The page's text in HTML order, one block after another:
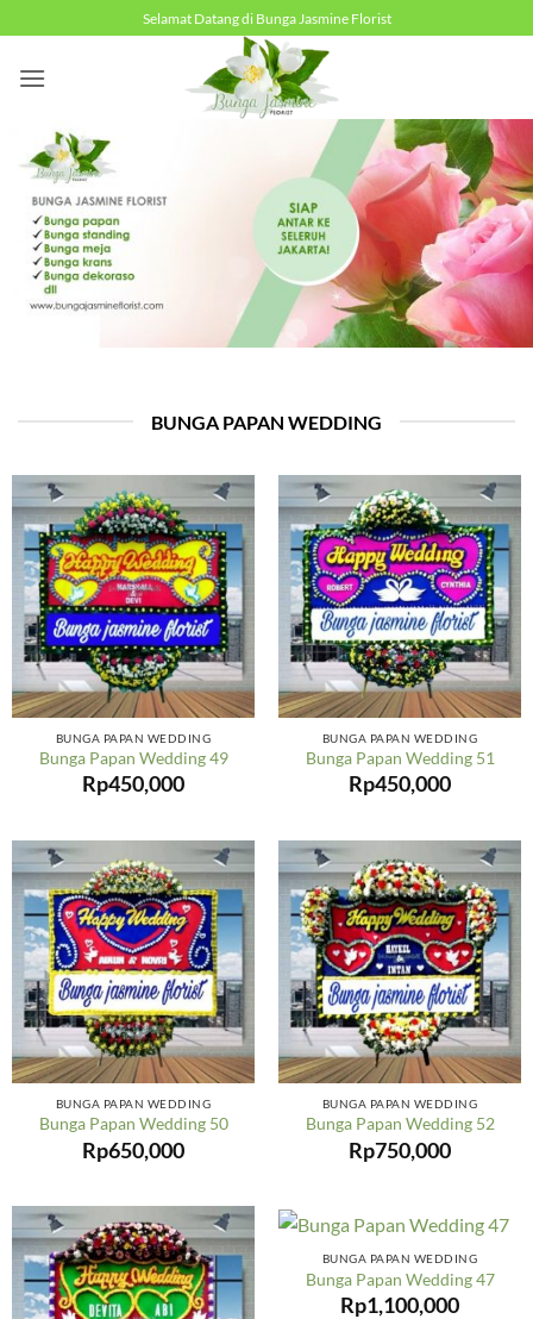
to
content
Selamat Datang di Bunga Jasmine Florist
BUNGA PAPAN WEDDING
BUNGA PAPAN WEDDING
Bunga Papan Wedding 49
Rp450,000
BUNGA PAPAN WEDDING
Bunga Papan Wedding 51
Rp450,000
BUNGA PAPAN WEDDING
Bunga Papan Wedding 50
Rp650,000
BUNGA PAPAN WEDDING
Bunga Papan Wedding 52
Rp750,000
BUNGA PAPAN WEDDING
Bunga Papan Wedding 47
Rp1,100,000